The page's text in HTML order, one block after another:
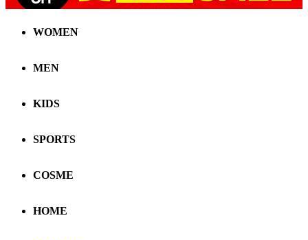
WOMEN
MEN
KIDS
SPORTS
COSME
HOME